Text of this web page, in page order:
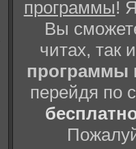
программы!
Вы
читах, так
программы
перейдя по